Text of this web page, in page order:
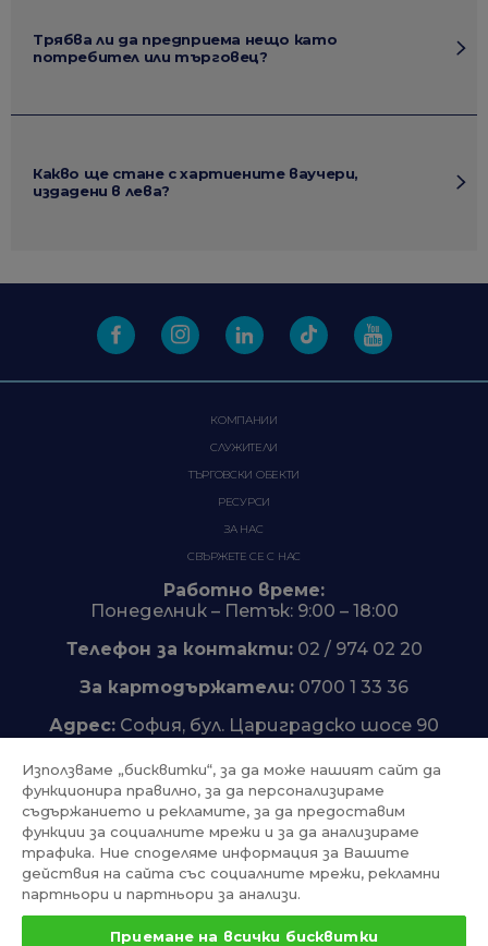
Трябва ли да предприема нещо като
потребител или търговец?
Какво ще стане с хартиените ваучери,
издадени в лева?
КОМПАНИИ
СЛУЖИТЕЛИ
ТЪРГОВСКИ ОБЕКТИ
РЕСУРСИ
ЗА НАС
СВЪРЖЕТЕ СЕ С НАС
Работно време:
Понеделник – Петък: 9:00 – 18:00
Телефон за контакти:02 / 974 02 20
За картодържатели: 0700 1 33 36
Адрес: София, бул. Цариградско шосе 90
Trustpilot
Използваме „бисквитки“, за да може нашият сайт да
функционира правилно, за да персонализираме
съдържанието и рекламите, за да предоставим
функции за социалните мрежи и за да анализираме
трафика. Ние споделяме информация за Вашите
действия на сайта със социалните мрежи, рекламни
партньори и партньори за анализи.
Приемане на всички бисквитки